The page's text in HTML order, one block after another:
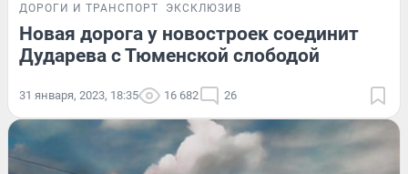
ДОРОГИ И ТРАНСПОРТ ЭКСКЛЮЗИВ
Новая дорога у новостроек соединит
Дударева с Тюменской слободой
31 января, 2023, 18:35 16 682 26